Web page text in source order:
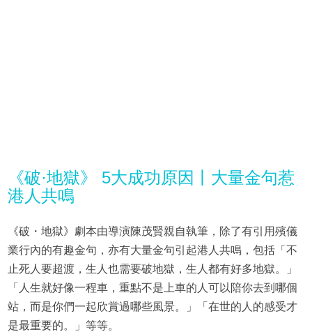
《破·地獄》 5大成功原因丨大量金句惹
港人共鳴
《破・地獄》劇本由導演陳茂賢親自執筆，除了有引用殯儀
業行內的有趣金句，亦有大量金句引起港人共鳴，包括「不
止死人要超渡，生人也需要破地獄，生人都有好多地獄。」
「人生就好像一程車，重點不是上車的人可以陪你去到哪個
站，而是你們一起欣賞過哪些風景。」「在世的人的感受才
是最重要的。」等等。